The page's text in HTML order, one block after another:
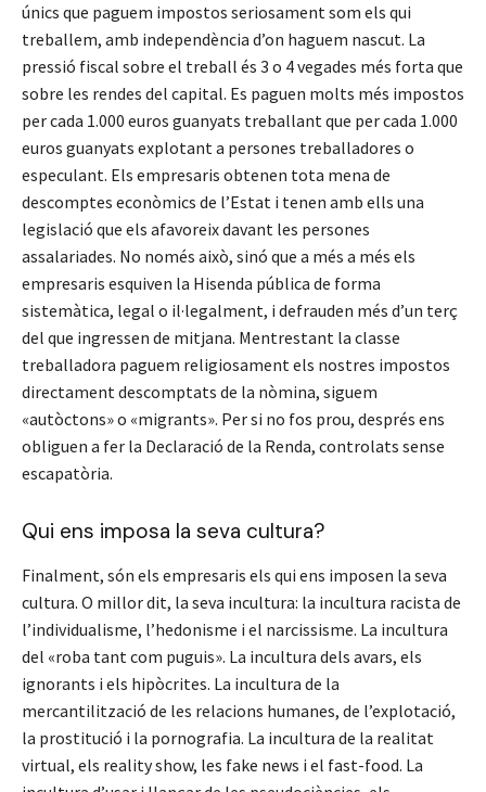
únics que paguem impostos seriosament som els qui
treballem, amb independència d’on haguem nascut. La
pressió fiscal sobre el treball és 3 o 4 vegades més forta que
sobre les rendes del capital. Es paguen molts més impostos
per cada 1.000 euros guanyats treballant que per cada 1.000
euros guanyats explotant a persones treballadores o
especulant. Els empresaris obtenen tota mena de
descomptes econòmics de l’Estat i tenen amb ells una
legislació que els afavoreix davant les persones
assalariades. No només això, sinó que a més a més els
empresaris esquiven la Hisenda pública de forma
sistemàtica, legal o il·legalment, i defrauden més d’un terç
del que ingressen de mitjana. Mentrestant la classe
treballadora paguem religiosament els nostres impostos
directament descomptats de la nòmina, siguem
«autòctons» o «migrants». Per si no fos prou, després ens
obliguen a fer la Declaració de la Renda, controlats sense
escapatòria.
Qui ens imposa la seva cultura?
Finalment, són els empresaris els qui ens imposen la seva
cultura. O millor dit, la seva incultura: la incultura racista de
l’individualisme, l’hedonisme i el narcissisme. La incultura
del «roba tant com puguis». La incultura dels avars, els
ignorants i els hipòcrites. La incultura de la
mercantilització de les relacions humanes, de l’explotació,
la prostitució i la pornografia. La incultura de la realitat
virtual, els reality show, les fake news i el fast-food. La